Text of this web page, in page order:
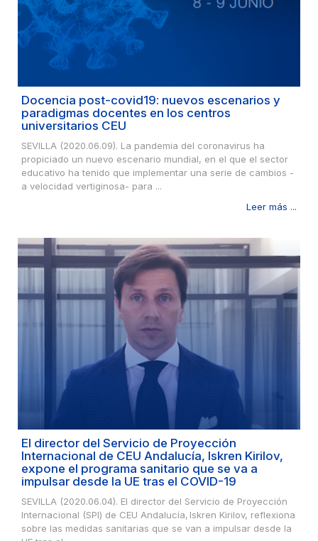
Docencia post-covid19: nuevos escenarios y
paradigmas docentes en los centros
universitarios CEU
SEVILLA (2020.06.09). La pandemia del coronavirus ha
propiciado un nuevo escenario mundial, en el que el sector
educativo ha tenido que implementar una serie de cambios -
a velocidad vertiginosa- para ...
Leer más ...
El director del Servicio de Proyección
Internacional de CEU Andalucía, Iskren Kirilov,
expone el programa sanitario que se va a
impulsar desde la UE tras el COVID-19
SEVILLA (2020.06.04). El director del Servicio de Proyección
Internacional (SPI) de CEU Andalucía, Iskren Kirilov, reflexiona
sobre las medidas sanitarias que se van a impulsar desde la